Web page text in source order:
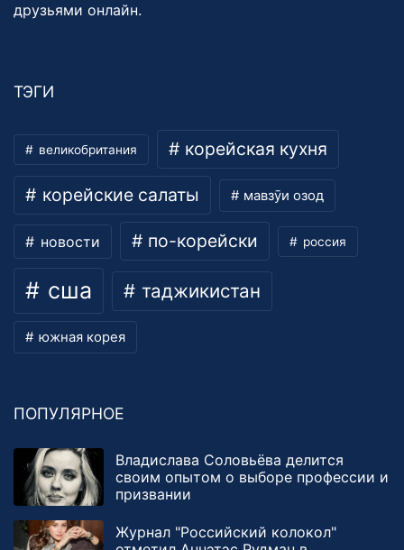
друзьями онлайн.
ТЭГИ
великобритания корейская кухня
корейские салаты мавзӯи озод
новости по-корейски россия
сша таджикистан
южная корея
ПОПУЛЯРНОЕ
Владислава Соловьёва делится
своим опытом о выборе профессии и
призвании
Журнал "Российский колокол"